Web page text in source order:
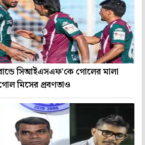
সিআইএসএফ'কে গোলের মালা
মিসের প্রবণতাও